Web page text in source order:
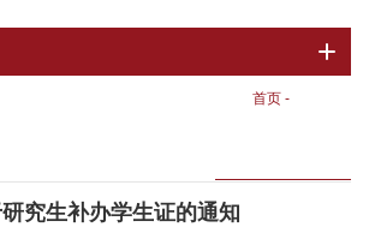
首页 -
究生补办学生证的通知